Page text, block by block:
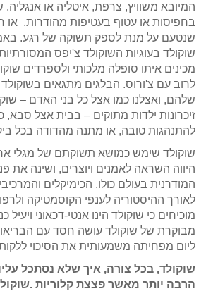
המיובא משוויץ, צרפת, איטליה או אנגליה.
בחפיסות או עטוף בעטיפות מהודרות, או
שנטעם על מנת לספק תשוקה של רגע.
שוקולד בעוגיות השוקולד צ'יפס
מכינים איתו סופלה מלכותי ולספרדים
לרוב עם צ'ורוס. הבלגים מתגאים בשוקולד
שלהם, ואצלנו כמו אצל כל בני האדם –
זיכרונות ילדות מתוקים – בבית אצל
להתנהגות טובה, או מתנה מהדודה בכל
שוקולד שימש כמושא תשוקתם של מגלי
היווה השראה לאמנים ויוצרים, ושינה את
המודרנית בעולם כולו. הכימיקלים
לאורך ההיסטוריה לענפי הקוסמטיקה
מוכיחים כי שוקולד הינו אנטי-דכאוני ויעיל
מבוקרת של
ליום מפחיתה משמעותית את הסיכוי
שוקולד, בכל צורה, איך שלא נסתכל
הרבה יותר מאשר פצצת קלוריות